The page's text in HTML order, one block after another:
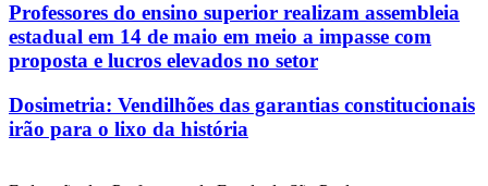
Professores do ensino superior realizam assembleia
estadual em 14 de maio em meio a impasse com
proposta e lucros elevados no setor
Dosimetria: Vendilhões das garantias constitucionais
irão para o lixo da história